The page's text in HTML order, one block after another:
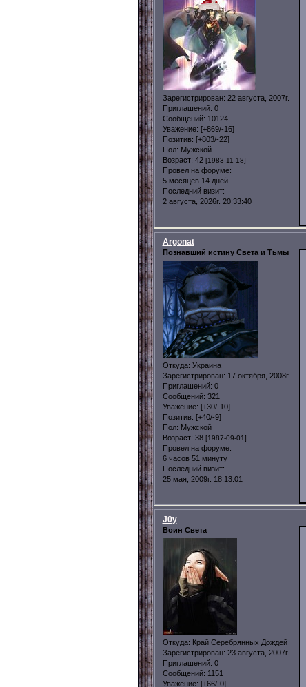
Зарегистрирован: 22 августа, 2007г.
Приглашений: 0
Сообщений: 10124
Уважение: [+869/-16]
Позитив: [+803/-22]
Пол: Мужской
Возраст: 42 [1983-11-18]
Провел на форуме:
5 месяцев 14 дней
Последний визит:
2 августа, 2026г. 20:33:40
Argonat
Познавший истину Света и Тьмы
Откуда: Украина
Зарегистрирован: 17 октября, 2008г.
Приглашений: 0
Сообщений: 321
Уважение: [+30/-10]
Позитив: [+40/-9]
Пол: Мужской
Возраст: 38 [1987-09-01]
Провел на форуме:
6 часов 51 минуту
Последний визит:
25 мая, 2009г. 18:13:01
J0y
Воин Света
Откуда: Край Серебрянных Дождей
Зарегистрирован: 23 августа, 2007г.
Приглашений: 0
Сообщений: 1151
Уважение: [+66/-0]